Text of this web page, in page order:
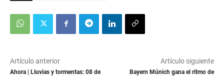
Artículo anterior
Ahora | Lluvias y tormentas: 08 de
Artículo siguiente
Bayern Múnich gana el ritmo de